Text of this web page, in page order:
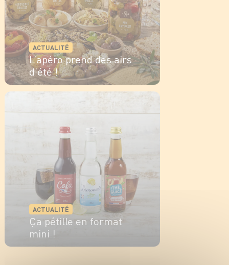
ACTUALITÉ
L’apéro prend des airs
d’été !
EN SAVOIR PLUS
ACTUALITÉ
Ça pétille en format
mini !